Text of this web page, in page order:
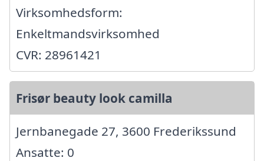
Virksomhedsform:
Enkeltmandsvirksomhed
CVR: 28961421
Frisør beauty look camilla
Jernbanegade 27, 3600 Frederikssund
Ansatte: 0